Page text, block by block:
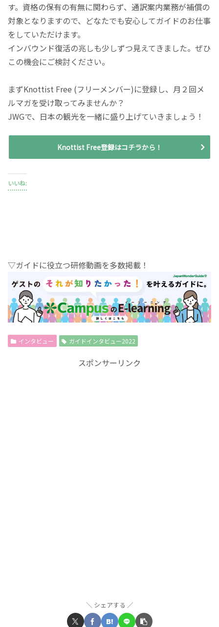
す。資格の保有の有無に関わらず、通訳案内業務が補償の
対象となりますので、どなたでも安心してガイドのお仕事
をしていただけます。
インバウンド復活の兆しも少しずつ見えてきました。ぜひ
この機会にご検討ください。
まずKnottist Free (フリーメンバー)に登録し、月２回メ
ルマガを受け取ってみませんか？
JWGで、日本の観光を一緒に盛り上げていきましょう！
Knottist Free登録はコチラから！
いいね:
▽ガイドに役立つ研修動画を多数掲載！
インタビュー ガイドインタビュー2022
スポンサーリンク
シェアする